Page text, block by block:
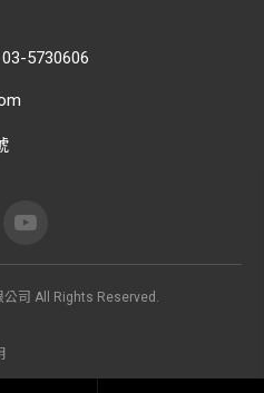
03-5730606
司 All Rights Reserved.